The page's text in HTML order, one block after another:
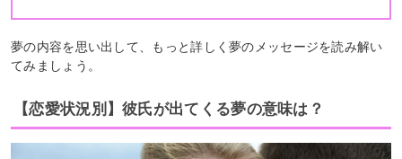
夢の内容を思い出して、もっと詳しく夢のメッセージを読み解い
てみましょう。
【恋愛状況別】彼氏が出てくる夢の意味は？